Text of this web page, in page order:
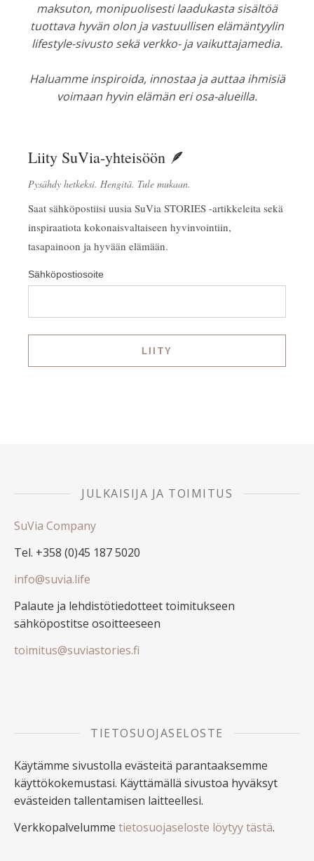
maksuton, monipuolisesti laadukasta sisältöä
tuottava hyvän olon ja vastuullisen elämäntyylin
lifestyle-sivusto sekä verkko- ja vaikuttajamedia.
Haluamme inspiroida, innostaa ja auttaa ihmisiä
voimaan hyvin elämän eri osa-alueilla.
Liity SuVia-yhteisöön 🪶
Pysähdy hetkeksi. Hengitä. Tule mukaan.
Saat sähköpostiisi uusia SuVia STORIES -artikkeleita sekä
inspiraatiota kokonaisvaltaiseen hyvinvointiin,
tasapainoon ja hyvään elämään.
Sähköpostiosoite
JULKAISIJA JA TOIMITUS
SuVia Company
Tel. +358 (0)45 187 5020
info@suvia.life
Palaute ja lehdistötiedotteet toimitukseen
sähköpostitse osoitteeseen
toimitus@suviastories.fi
TIETOSUOJASELOSTE
Käytämme sivustolla evästeitä parantaaksemme
käyttökokemustasi. Käyttämällä sivustoa hyväksyt
evästeiden tallentamisen laitteellesi.
Verkkopalvelumme tietosuojaseloste löytyy tästä.